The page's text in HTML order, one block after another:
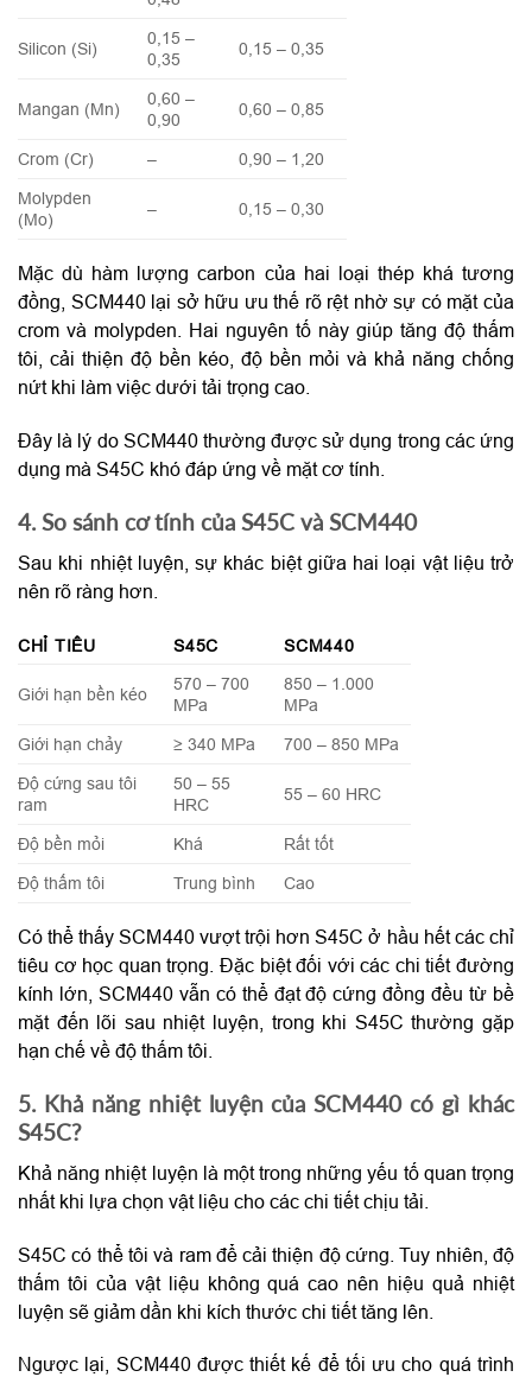
Silicon (Si)
0,15 –
0,35
0,15 – 0,35
Mangan (Mn)
0,60 –
0,90
0,60 – 0,85
Crom (Cr) – 0,90 – 1,20
Molypden
(Mo)
– 0,15 – 0,30
Mặc dù hàm lượng carbon của hai loại thép khá tương
đồng, SCM440 lại sở hữu ưu thế rõ rệt nhờ sự có mặt của
crom và molypden. Hai nguyên tố này giúp tăng độ thấm
tôi, cải thiện độ bền kéo, độ bền mỏi và khả năng chống
nứt khi làm việc dưới tải trọng cao.
Đây là lý do SCM440 thường được sử dụng trong các ứng
dụng mà S45C khó đáp ứng về mặt cơ tính.
4. So sánh cơ tính của S45C và SCM440
Sau khi nhiệt luyện, sự khác biệt giữa hai loại vật liệu trở
nên rõ ràng hơn.
CHỈ TIÊU S45C SCM440
Giới hạn bền kéo
570 – 700
MPa
850 – 1.000
MPa
Giới hạn chảy ≥ 340 MPa 700 – 850 MPa
Độ cứng sau tôi
ram
50 – 55
HRC
55 – 60 HRC
Độ bền mỏi Khá Rất tốt
Độ thấm tôi Trung bình Cao
Có thể thấy SCM440 vượt trội hơn S45C ở hầu hết các chỉ
tiêu cơ học quan trọng. Đặc biệt đối với các chi tiết đường
kính lớn, SCM440 vẫn có thể đạt độ cứng đồng đều từ bề
mặt đến lõi sau nhiệt luyện, trong khi S45C thường gặp
hạn chế về độ thấm tôi.
5. Khả năng nhiệt luyện của SCM440 có gì khác
S45C?
Khả năng nhiệt luyện là một trong những yếu tố quan trọng
nhất khi lựa chọn vật liệu cho các chi tiết chịu tải.
S45C có thể tôi và ram để cải thiện độ cứng. Tuy nhiên, độ
thấm tôi của vật liệu không quá cao nên hiệu quả nhiệt
luyện sẽ giảm dần khi kích thước chi tiết tăng lên.
Ngược lại, SCM440 được thiết kế để tối ưu cho quá trình